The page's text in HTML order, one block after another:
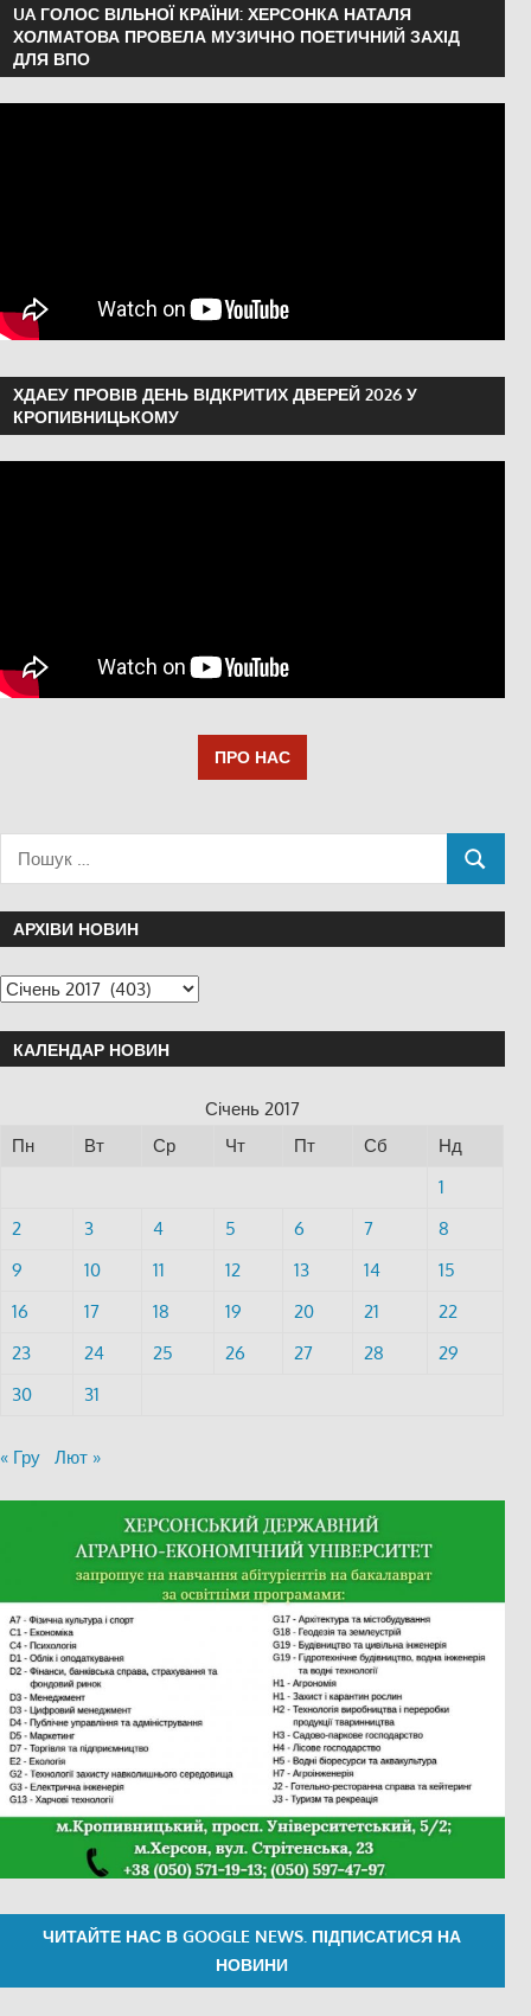
UA ГОЛОС ВІЛЬНОЇ КРАЇНИ: ХЕРСОНКА НАТАЛЯ
ХОЛМАТОВА ПРОВЕЛА МУЗИЧНО ПОЕТИЧНИЙ ЗАХІД
ДЛЯ ВПО
ХДАЕУ ПРОВІВ ДЕНЬ ВІДКРИТИХ ДВЕРЕЙ 2026 У
КРОПИВНИЦЬКОМУ
ПРО НАС
АРХІВИ НОВИН
КАЛЕНДАР НОВИН
Січень 2017
Пн
Вт Ср Чт Пт Сб
Нд
1
2
3 4 5 6 7
8
9
10 11 12 13 14
15
16
17 18 19 20 21
22
23
24 25 26 27 28
29
30
31
« Гру Лют »
ЧИТАЙТЕ НАС В GOOGLE NEWS. ПІДПИСАТИСЯ НА
НОВИНИ